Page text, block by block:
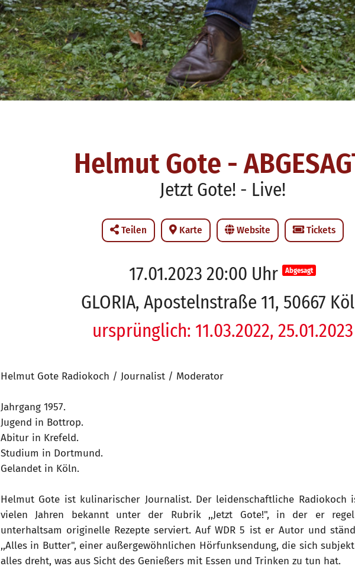
Helmut Gote -
Jetzt Gote! - Live!
Teilen Karte Website Tickets
17.01.2023 20:00 Uhr Abgesagt
GLORIA, Apostelnstraße 11, 50667
ursprünglich: 11.03.2022, 25.01.2023
Helmut Gote Radiokoch / Journalist / Moderator
Jahrgang 1957.
Jugend in Bottrop.
Abitur in Krefeld.
Studium in Dortmund.
Gelandet in Köln.
Helmut Gote ist kulinarischer Journalist. Der leidenschaftliche Radiokoch
vielen Jahren bekannt unter der Rubrik ,,Jetzt Gote!", in der er
unterhaltsam originelle Rezepte serviert. Auf WDR 5 ist er Autor und
,,Alles in Butter", einer außergewöhnlichen Hörfunksendung, die sich
alles dreht, was aus Sicht des Genießers mit Essen und Trinken zu tun hat.